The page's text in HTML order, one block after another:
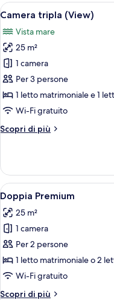
Apri
tutte
le
foto
per
Camera
tripla
(View)
5
Camera tripla (View)
Vista mare
25 m²
1 camera
Per 3 persone
1 letto matrimoniale e 1
Wi-Fi gratuito
Scopri di più
Altri
tripla
(View)
Apri
tutte
le
foto
per
Doppia
Premium
6
Doppia Premium
25 m²
1 camera
Per 2 persone
1 letto matrimoniale o 2
Wi-Fi gratuito
Scopri di più
Altri